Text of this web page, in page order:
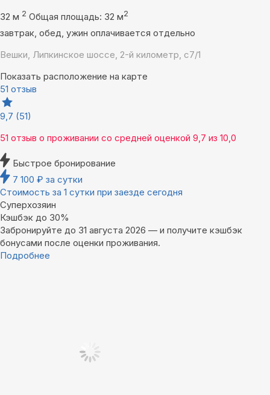
32 м 2 Общая площадь: 32 м2
завтрак, обед, ужин оплачивается отдельно
Вешки, Липкинское шоссе, 2-й километр, с7/1
Показать расположение на карте
51 отзыв
9,7 (51)
51 отзыв о проживании со средней оценкой 9,7 из 10,0
Быстрое бронирование
7 100 ₽ за сутки
Стоимость за 1 сутки при заезде сегодня
Суперхозяин
Кэшбэк до 30%
Забронируйте до 31 августа 2026 — и получите кэшбэк
бонусами после оценки проживания.
Подробнее